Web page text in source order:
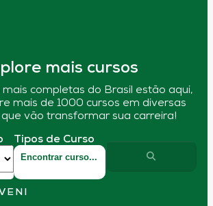
mais cursos
completas do Brasil estão aqui,
mais de 1000 cursos em diversas
vão transformar sua carreira!
Tipos de Curso